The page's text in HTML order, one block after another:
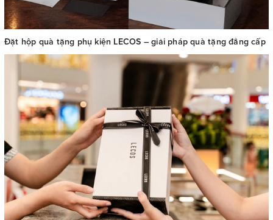
Đặt hộp quà tặng phụ kiện LECOS – giải pháp quà tặng đẳng cấp